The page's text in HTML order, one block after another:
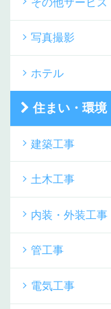
写真撮影
ホテル
住まい・環境
建築工事
土木工事
内装・外装工事
管工事
電気工事